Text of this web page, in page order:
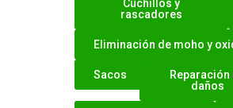
Cuchillos y
rascadores
Eliminación de moho y
Sacos
Reparación
daños